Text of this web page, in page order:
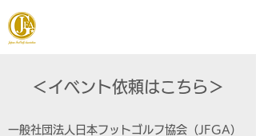
＜イベント依頼はこちら＞
一般社団法人日本フットゴルフ協会（JFGA）